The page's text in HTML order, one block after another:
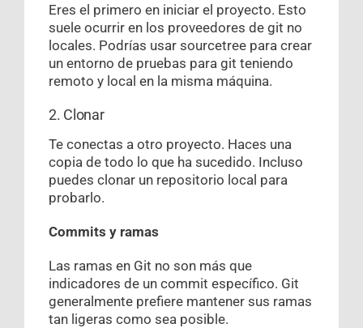
Eres el primero en iniciar el proyecto. Esto
suele ocurrir en los proveedores de git no
locales. Podrías usar sourcetree para crear
un entorno de pruebas para git teniendo
remoto y local en la misma máquina.
2. Clonar
Te conectas a otro proyecto. Haces una
copia de todo lo que ha sucedido. Incluso
puedes clonar un repositorio local para
probarlo.
Commits y ramas
Las ramas en Git no son más que
indicadores de un commit específico. Git
generalmente prefiere mantener sus ramas
tan ligeras como sea posible.